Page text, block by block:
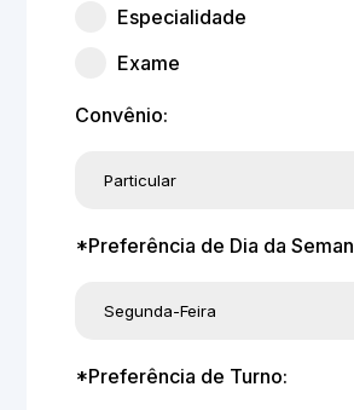
Especialidade
Exame
Convênio:
*Preferência de Dia da
*Preferência de Turno: